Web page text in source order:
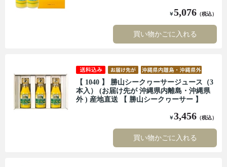
￥5,076 （税込）
買い物かごに入れる
【 1040 】 勝山シークヮーサージュース（3
本入） (お届け先が 沖縄県内離島・沖縄県
外 ) 産地直送 【 勝山シークヮーサー 】
￥3,456 （税込）
買い物かごに入れる